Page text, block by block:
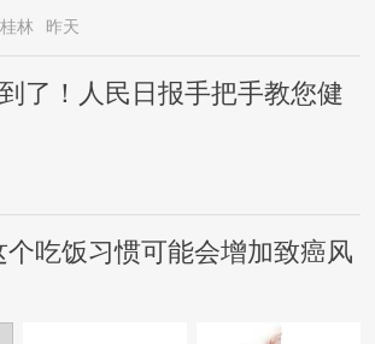
桂林 昨天
了！人民日报手把手教您健
个吃饭习惯可能会增加致癌风